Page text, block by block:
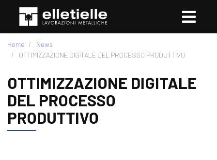
Home
News
OTTIMIZZAZIONE DIGITALE DEL PROCESSO PRODUTTIVO
OTTIMIZZAZIONE DIGITALE
DEL PROCESSO
PRODUTTIVO